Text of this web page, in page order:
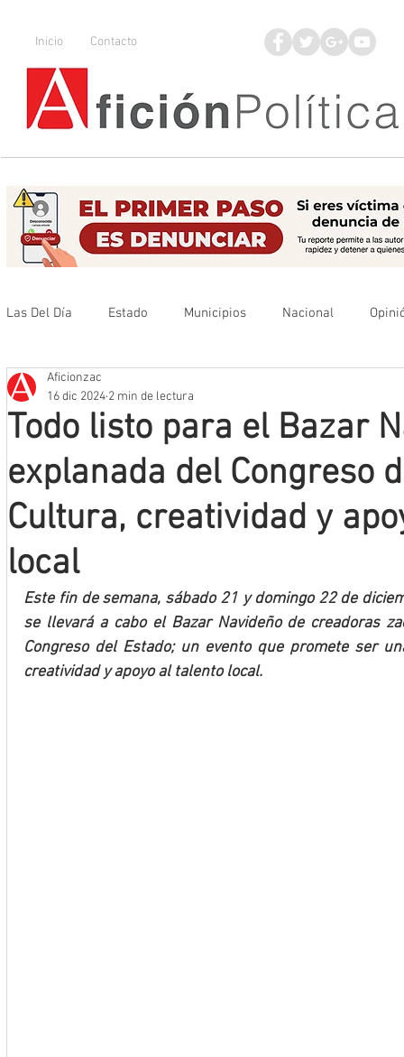
Inicio Contacto
Las Del Día Estado Municipios Nacional
Que no se olvide
Mineros LNBP
Todo listo para el Bazar
explanada del Congreso
Cultura, creatividad y
local
Aficionzac
16 dic 2024 2 min de lectura
Este fin de semana, sábado 21 y domingo 22 de
se llevará a cabo el Bazar Navideño de creadoras
Congreso del Estado; un evento que promete ser
creatividad y apoyo al talento local.